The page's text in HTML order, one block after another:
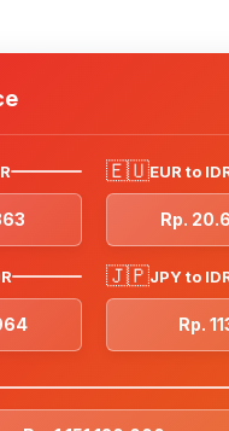
🇪🇺EUR to
Rp.
🇯🇵JPY to
Rp.